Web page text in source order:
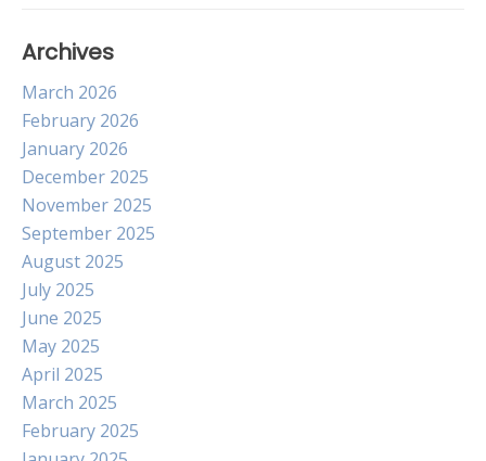
Archives
March 2026
February 2026
January 2026
December 2025
November 2025
September 2025
August 2025
July 2025
June 2025
May 2025
April 2025
March 2025
February 2025